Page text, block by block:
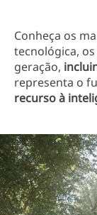
Conheça os
tecnológica,
geração,
representa o
recurso à